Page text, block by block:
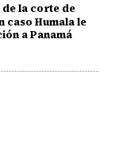
de la corte de
caso Humala le
a Panamá